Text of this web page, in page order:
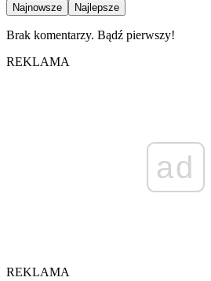
Najnowsze Najlepsze
Brak komentarzy. Bądź pierwszy!
REKLAMA
ad
REKLAMA